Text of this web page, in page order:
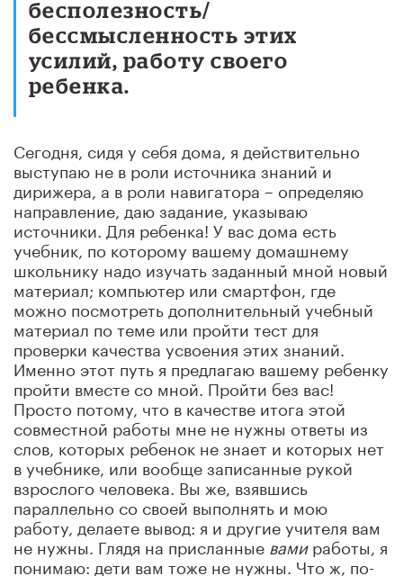
бесполезность/
бессмысленность этих
усилий, работу своего
ребенка.
Сегодня, сидя у себя дома, я действительно
выступаю не в роли источника знаний и
дирижера, а в роли навигатора – определяю
направление, даю задание, указываю
источники. Для ребенка! У вас дома есть
учебник, по которому вашему домашнему
школьнику надо изучать заданный мной новый
материал; компьютер или смартфон, где
можно посмотреть дополнительный учебный
материал по теме или пройти тест для
проверки качества усвоения этих знаний.
Именно этот путь я предлагаю вашему ребенку
пройти вместе со мной. Пройти без вас!
Просто потому, что в качестве итога этой
совместной работы мне не нужны ответы из
слов, которых ребенок не знает и которых нет
в учебнике, или вообще записанные рукой
взрослого человека. Вы же, взявшись
параллельно со своей выполнять и мою
работу, делаете вывод: я и другие учителя вам
не нужны. Глядя на присланные вамиработы, я
понимаю: дети вам тоже не нужны. Что ж, по-